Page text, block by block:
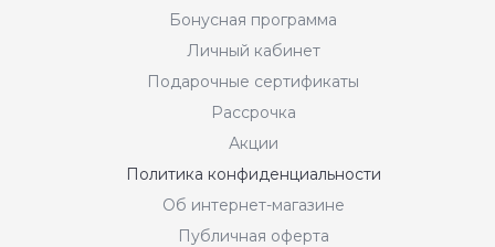
Бонусная программа
Личный кабинет
Подарочные сертификаты
Рассрочка
Акции
Политика конфиденциальности
Об интернет-магазине
Публичная оферта